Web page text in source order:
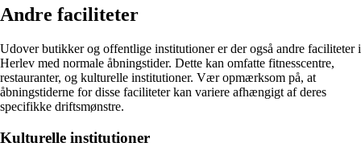
Andre faciliteter
Udover butikker og offentlige institutioner er der også andre faciliteter i
Herlev med normale åbningstider. Dette kan omfatte fitnesscentre,
restauranter, og kulturelle institutioner. Vær opmærksom på, at
åbningstiderne for disse faciliteter kan variere afhængigt af deres
specifikke driftsmønstre.
Kulturelle institutioner